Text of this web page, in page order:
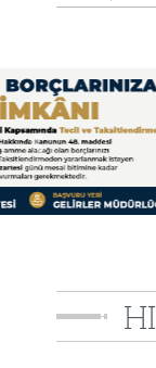
Previous